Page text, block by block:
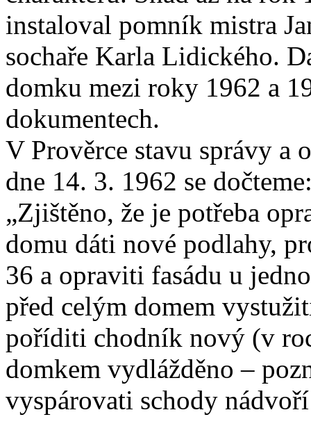
instaloval pomník mistra
sochaře Karla Lidického.
domku mezi roky 1962 a
dokumentech.
V Prověrce stavu správy a
dne 14. 3. 1962 se
„Zjištěno, že je potřeba
domu dáti nové podlahy,
36 a opraviti fasádu u
před celým domem
poříditi chodník nový (v
domkem vydlážděno –
vyspárovati schody